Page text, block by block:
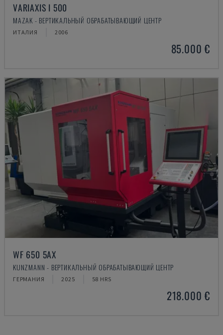
VARIAXIS I 500
MAZAK - ВЕРТИКАЛЬНЫЙ ОБРАБАТЫВАЮЩИЙ ЦЕНТР
ИТАЛИЯ 2006
85.000 €
WF 650 5AX
KUNZMANN - ВЕРТИКАЛЬНЫЙ ОБРАБАТЫВАЮЩИЙ ЦЕНТР
ГЕРМАНИЯ 2025 58 HRS
218.000 €